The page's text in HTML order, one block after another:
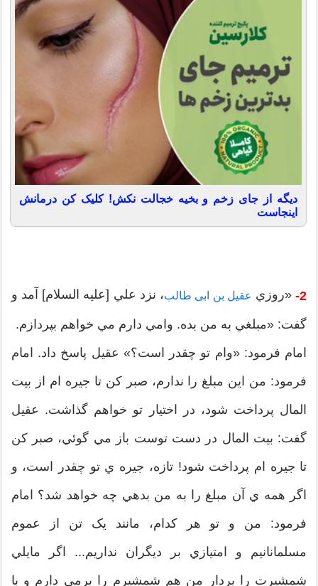
دیگه از جای زخم و بخیه خجالت نکش! کلیک کن درمانش
اینجاست
2- «روزي عقیل بن ابی طالب، نزد علي [عليه السلام] آمد و
گفت: «مبلغي به من بده. وامي دارم مي خواهم بپردازم.
امام فرمود: «وام تو چقدر است؟» عقيل پاسخ داد. امام
فرمود: من اين مبلغ را ندارم، صبر کن تا جيره ام از بيت
المال پرداخت شود، در اختيار تو خواهم گذاشت. عقيل
گفت: بيت المال در دست توست باز مي گوئي، صبر کن
تا جيره ام پرداخت شود! تازه، جيره ي تو چقدر است، و
اگر همه ي آن مبلغ را به من بدهي چه خواهد شد؟ امام
فرمود: من و تو هر کدام، مانند يک تن از عموم
مسلمانانيم و امتيازي بر ديگران نداريم... اگر مايلي
شمشيرت را بردار من هم شمشيرم را برمي دارم و با